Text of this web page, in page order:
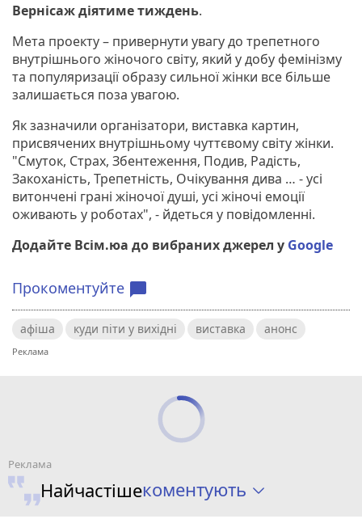
Вернісаж діятиме тиждень.
Мета проекту – привернути увагу до трепетного
внутрішнього жіночого світу, який у добу фемінізму
та популяризації образу сильної жінки все більше
залишається поза увагою.
Як зазначили організатори, виставка картин,
присвячених внутрішньому чуттєвому світу жінки.
"Смуток, Страх, Збентеження, Подив, Радість,
Закоханість, Трепетність, Очікування дива … - усі
витончені грані жіночої душі, усі жіночі емоції
оживають у роботах", - йдеться у повідомленні.
Додайте Всім.юа до вибраних джерел у Google
Прокоментуйте chat_bubble
афіша куди піти у вихідні виставка анонс
Найчастішекоментують